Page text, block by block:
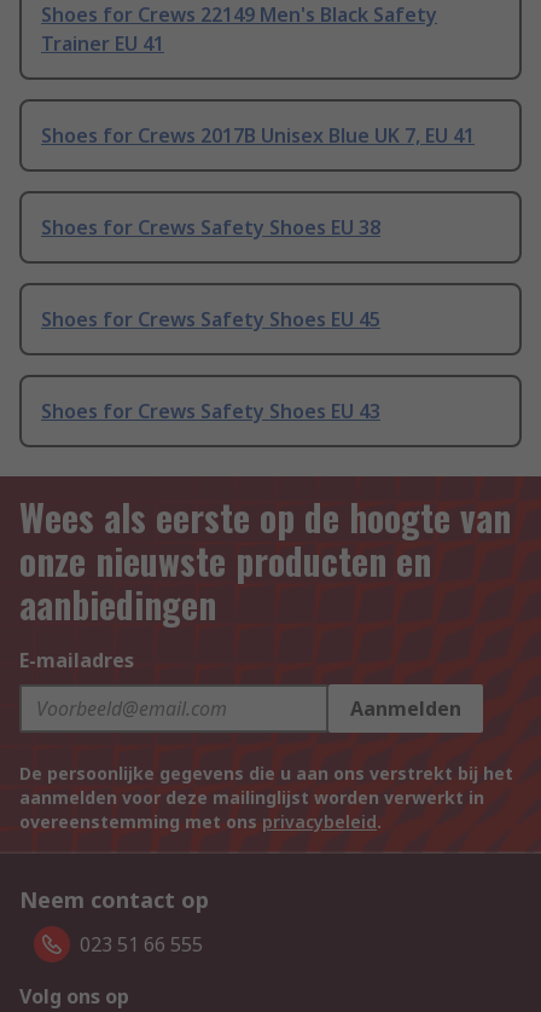
Shoes for Crews 22149 Men's Black Safety
Trainer EU 41
Shoes for Crews 2017B Unisex Blue UK 7, EU 41
Shoes for Crews Safety Shoes EU 38
Shoes for Crews Safety Shoes EU 45
Shoes for Crews Safety Shoes EU 43
Wees als eerste op de hoogte van
onze nieuwste producten en
aanbiedingen
E-mailadres
Aanmelden
De persoonlijke gegevens die u aan ons verstrekt bij het
aanmelden voor deze mailinglijst worden verwerkt in
overeenstemming met ons privacybeleid.
Neem contact op
023 51 66 555
Volg ons op